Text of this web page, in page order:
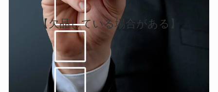
【欠品している場合がある】